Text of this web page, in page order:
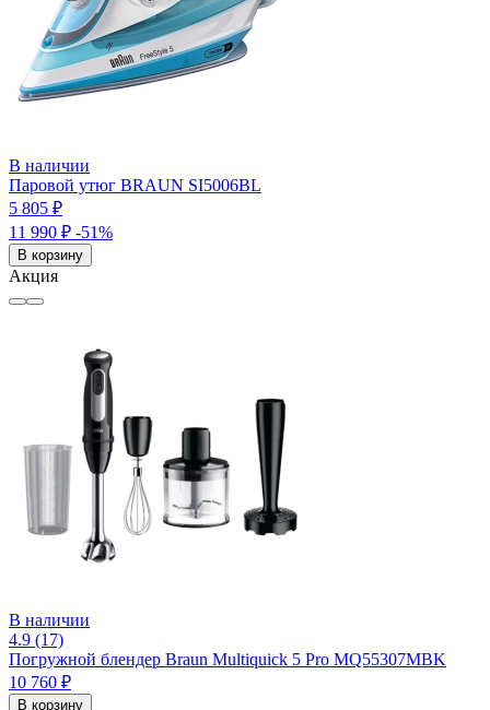
В наличии
Паровой утюг BRAUN SI5006BL
5 805 ₽
11 990 ₽ -51%
В корзину
Акция
В наличии
4.9 (17)
Погружной блендер Braun Multiquick 5 Pro MQ55307MBK
10 760 ₽
В корзину